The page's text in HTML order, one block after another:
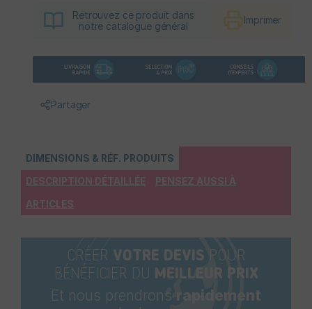
Retrouvez ce produit dans
notre catalogue général
Imprimer
Partager
DIMENSIONS & RÉF. PRODUITS
DESCRIPTION DÉTAILLÉE PENSEZ AUSSI À
ARTICLES
CRÉER VOTRE DEVIS POUR
BÉNÉFICIER DU MEILLEUR PRIX
Et nous prendrons rapidement